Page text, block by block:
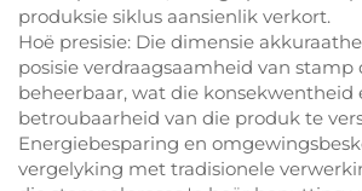
produksie siklus aansienlik verkort.
Hoë presisie: Die dimensie
posisie verdraagsaamheid van stamp
beheerbaar, wat die konsekwentheid
betroubaarheid van die produk te
Energiebesparing en
vergelyking met tradisionele